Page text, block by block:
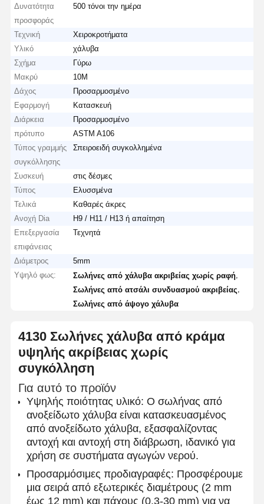
Δυνατότητα
προσφοράς
500 τόνοι την ημέρα
Τεχνική
Χειροκροτήματα
Υλικό
χάλυβα
Σχήμα
Γύρω
Μακρύ
10M
Δάχος
Προσαρμοσμένο
Εφαρμογή
Κατασκευή
Διάρκεια
Προσαρμοσμένο
πρότυπο
ASTM A106
Τύπος γραμμής
συγκόλλησης
Σπειροειδή συγκολλημένα
Συσκευή
στις δέσμες
Τύπος
Ελυσσμένα
Τελικά
Καθαρές άκρες
Ανοχή Dia
H9 / H11 / H13 ή απαίτηση
Επεξεργασία
επιφάνειας
Τεχνητά
Διάμετρος
5mm
Υψηλό φως:
Σωλήνες από χάλυβα ακριβείας χωρίς ραφή
Σωλήνες από ατσάλι συνδυασμού ακριβείας
Σωλήνες από άψογο χάλυβα
4130 Σωλήνες χάλυβα από κράμα
υψηλής ακρίβειας χωρίς
συγκόλληση
Για αυτό το προϊόν
Υψηλής ποιότητας υλικό: Ο σωλήνας από
ανοξείδωτο χάλυβα είναι κατασκευασμένος
από ανοξείδωτο χάλυβα, εξασφαλίζοντας
αντοχή και αντοχή στη διάβρωση, ιδανικό για
χρήση σε συστήματα αγωγών νερού.
Προσαρμόσιμες προδιαγραφές: Προσφέρουμε
μια σειρά από εξωτερικές διαμέτρους (2 mm
έως 12 mm) και πάχους (0,3-30 mm) για να